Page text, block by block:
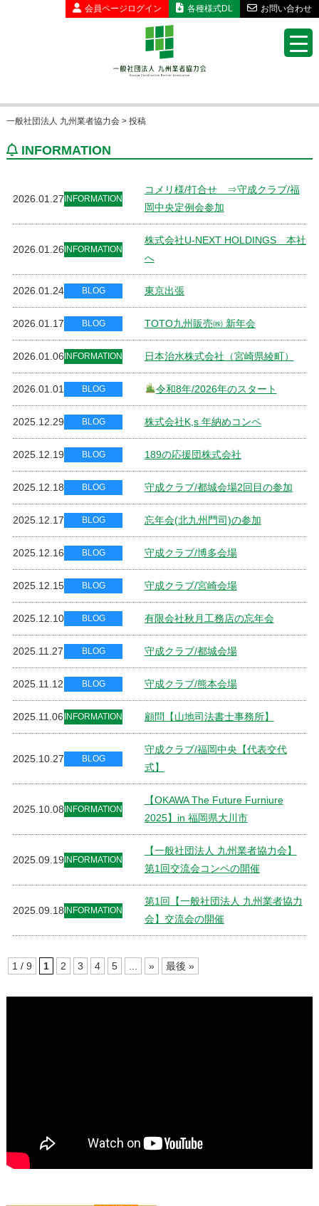
会員ページ ログイン 各種様式DL お問い合わせ
一般社団法人 九州業者協力会> 投稿
INFORMATION
2026.01.27INFORMATION
コメリ様/打合せ ⇒守成クラブ/福
岡中央定例会参加
2026.01.26INFORMATION
株式会社U-NEXT HOLDINGS 本社
へ
2026.01.24 BLOG 東京出張
2026.01.17 BLOG TOTO九州販売㈱ 新年会
2026.01.06 INFORMATION 日本治水株式会社（宮崎県綾町）
2026.01.01 BLOG 令和8年/2026年のスタート
2025.12.29 BLOG 株式会社K,s 年納めコンペ
2025.12.19 BLOG 189の応援団株式会社
2025.12.18 BLOG 守成クラブ/都城会場2回目の参加
2025.12.17 BLOG 忘年会(北九州門司)の参加
2025.12.16 BLOG 守成クラブ/博多会場
2025.12.15 BLOG 守成クラブ/宮崎会場
2025.12.10 BLOG 有限会社秋月工務店の忘年会
2025.11.27 BLOG 守成クラブ/都城会場
2025.11.12 BLOG 守成クラブ/熊本会場
2025.11.06 INFORMATION 顧問【山地司法書士事務所】
2025.10.27 BLOG
守成クラブ/福岡中央【代表交代
式】
2025.10.08INFORMATION
【OKAWA The Future Furniure
2025】in 福岡県大川市
2025.09.19INFORMATION
【一般社団法人 九州業者協力会】
第1回交流会コンペの開催
2025.09.18INFORMATION
第1回【一般社団法人 九州業者協力
会】交流会の開催
1 / 9 1 2 3 4 5 » 最後 »